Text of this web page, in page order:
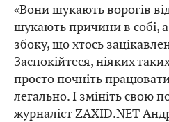
«Вони шукають ворогів
шукають причини в собі,
збоку, що хтось
Заспокійтеся, ніяких
просто почніть
легально. І змініть свою
журналіст ZAXID.NET